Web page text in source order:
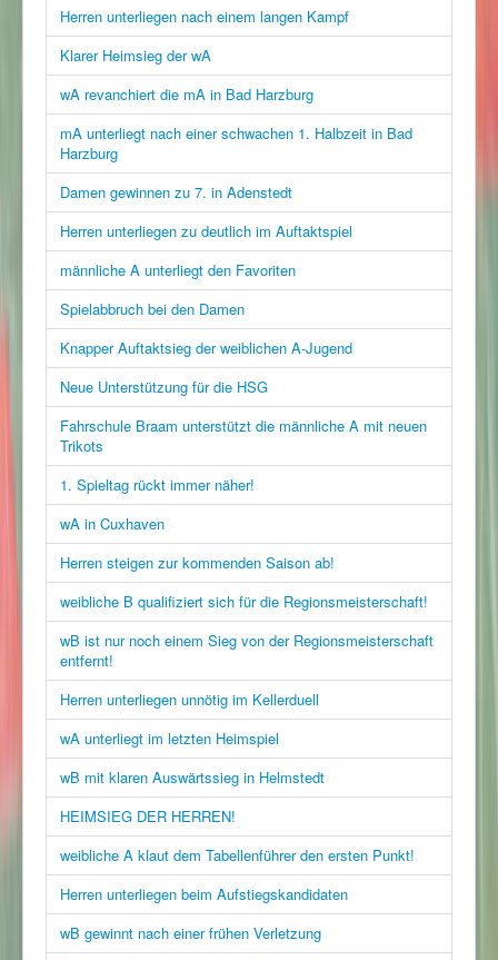
Herren unterliegen nach einem langen Kampf
Klarer Heimsieg der wA
wA revanchiert die mA in Bad Harzburg
mA unterliegt nach einer schwachen 1. Halbzeit in Bad
Harzburg
Damen gewinnen zu 7. in Adenstedt
Herren unterliegen zu deutlich im Auftaktspiel
männliche A unterliegt den Favoriten
Spielabbruch bei den Damen
Knapper Auftaktsieg der weiblichen A-Jugend
Neue Unterstützung für die HSG
Fahrschule Braam unterstützt die männliche A mit neuen
Trikots
1. Spieltag rückt immer näher!
wA in Cuxhaven
Herren steigen zur kommenden Saison ab!
weibliche B qualifiziert sich für die Regionsmeisterschaft!
wB ist nur noch einem Sieg von der Regionsmeisterschaft
entfernt!
Herren unterliegen unnötig im Kellerduell
wA unterliegt im letzten Heimspiel
wB mit klaren Auswärtssieg in Helmstedt
HEIMSIEG DER HERREN!
weibliche A klaut dem Tabellenführer den ersten Punkt!
Herren unterliegen beim Aufstiegskandidaten
wB gewinnt nach einer frühen Verletzung